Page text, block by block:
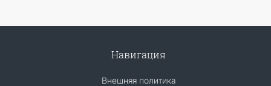
Навигация
Внешняя политика